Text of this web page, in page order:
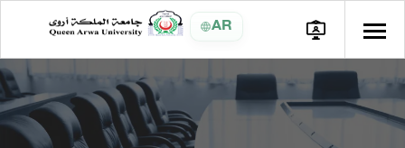
AR